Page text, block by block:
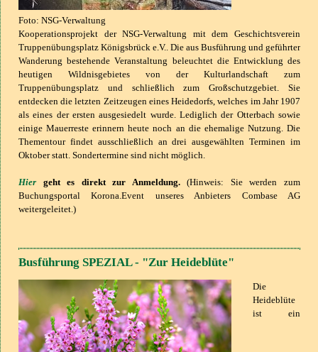
Foto: NSG-Verwaltung
Kooperationsprojekt der NSG-Verwaltung mit dem Geschichtsverein
Truppenübungsplatz Königsbrück e.V.. Die aus Busführung und geführter
Wanderung bestehende Veranstaltung beleuchtet die Entwicklung des
heutigen Wildnisgebietes von der Kulturlandschaft zum
Truppenübungsplatz und schließlich zum Großschutzgebiet. Sie
entdecken die letzten Zeitzeugen eines Heidedorfs, welches im Jahr 1907
als eines der ersten ausgesiedelt wurde. Lediglich der Otterbach sowie
einige Mauerreste erinnern heute noch an die ehemalige Nutzung. Die
Thementour findet ausschließlich an drei ausgewählten Terminen im
Oktober statt. Sondertermine sind nicht möglich.
Hier geht es direkt zur Anmeldung.
(Hinweis: Sie werden zum
Buchungsportal Korona.Event unseres Anbieters Combase AG
weitergeleitet.)
Busführung SPEZIAL - "Zur Heideblüte"
Die
Heideblüte
ist ein